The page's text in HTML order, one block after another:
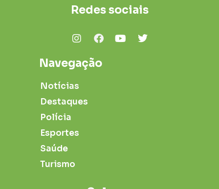
Redes sociais
Navegação
Notícias
Destaques
Polícia
Esportes
Saúde
Turismo